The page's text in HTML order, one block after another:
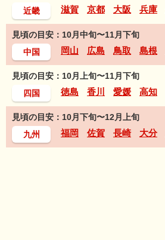
近畿
滋賀 京都 大阪 兵庫
見頃の目安：10月中旬〜11月下旬
中国
岡山 広島 鳥取 島根
見頃の目安：10月上旬〜11月下旬
四国
徳島 香川 愛媛 高知
見頃の目安：10月下旬〜12月上旬
九州
福岡 佐賀 長崎 大分